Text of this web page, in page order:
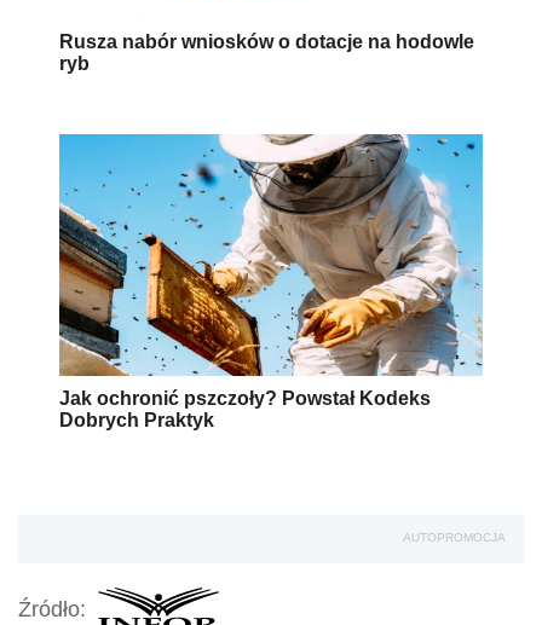
Rusza nabór wniosków o dotacje na hodowle
ryb
Jak ochronić pszczoły? Powstał Kodeks
Dobrych Praktyk
AUTOPROMOCJA
Źródło: